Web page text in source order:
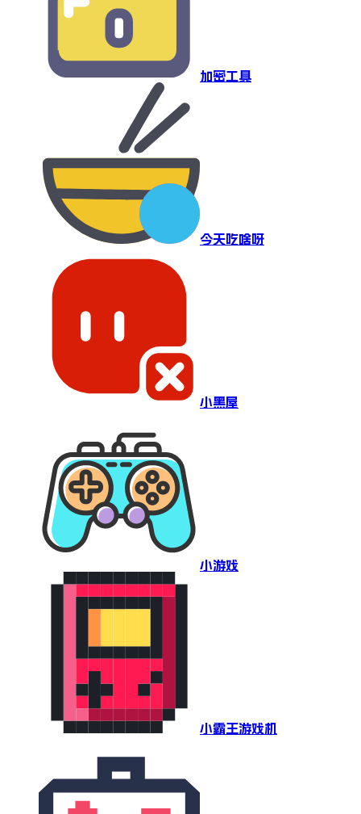
加密工具
今天吃啥呀
小黑屋
小游戏
小霸王游戏机